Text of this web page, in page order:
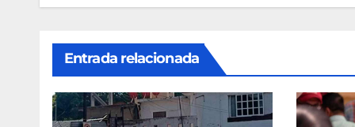
Entrada relacionada